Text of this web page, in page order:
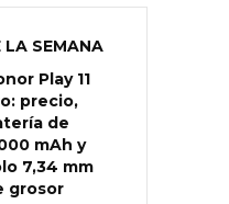
LA SEMANA
Play 11
precio,
de
mAh y
7,34 mm
grosor